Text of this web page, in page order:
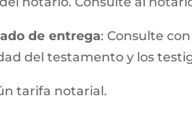
de entrega: Consulte
del testamento y los
tarifa notarial.